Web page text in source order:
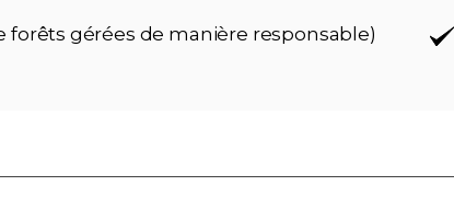
forêts gérées de manière responsable)